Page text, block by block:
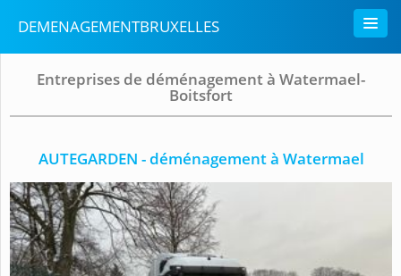
DEMENAGEMENTBRUXELLES
Entreprises de déménagement à Watermael-
Boitsfort
AUTEGARDEN - déménagement à Watermael